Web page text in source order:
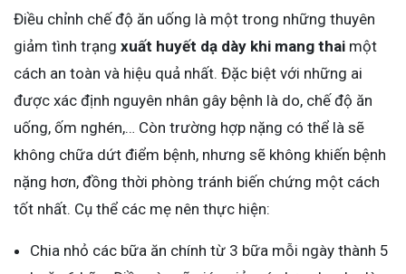
Điều chỉnh chế độ ăn uống là một trong những thuyên
giảm tình trạng xuất huyết dạ dày khi mang thai một
cách an toàn và hiệu quả nhất. Đặc biệt với những ai
được xác định nguyên nhân gây bệnh là do, chế độ ăn
uống, ốm nghén,… Còn trường hợp nặng có thể là sẽ
không chữa dứt điểm bệnh, nhưng sẽ không khiến bệnh
nặng hơn, đồng thời phòng tránh biến chứng một cách
tốt nhất. Cụ thể các mẹ nên thực hiện:
Chia nhỏ các bữa ăn chính từ 3 bữa mỗi ngày thành 5